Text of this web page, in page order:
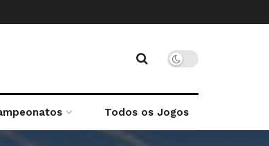
Todos os Jogos